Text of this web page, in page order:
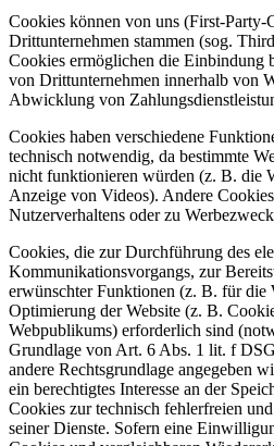
Cookies können von uns (First-Party-
Drittunternehmen stammen (sog.
Cookies ermöglichen die Einbindung
von Drittunternehmen innerhalb von
Abwicklung von
Cookies haben verschiedene
technisch notwendig, da bestimmte
nicht funktionieren würden (z. B. die
Anzeige von Videos). Andere
Nutzerverhaltens oder zu
Cookies, die zur Durchführung des
Kommunikationsvorgangs, zur
erwünschter Funktionen (z. B. für
Optimierung der Website (z. B.
Webpublikums) erforderlich sind
Grundlage von Art. 6 Abs. 1 lit. f
andere Rechtsgrundlage angegeben
ein berechtigtes Interesse an der
Cookies zur technisch fehlerfreien
seiner Dienste. Sofern eine